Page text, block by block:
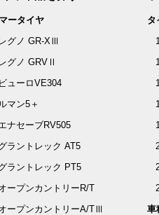
ータイヤ
レグノ GR-XⅢ
レグノ GRVⅡ
ビューロVE304
マン5＋
ナセーブRV505
ラントレック AT5
ラントレック PT5
ープンカントリーR/T
ープンカントリーA/TⅢ
タ
車